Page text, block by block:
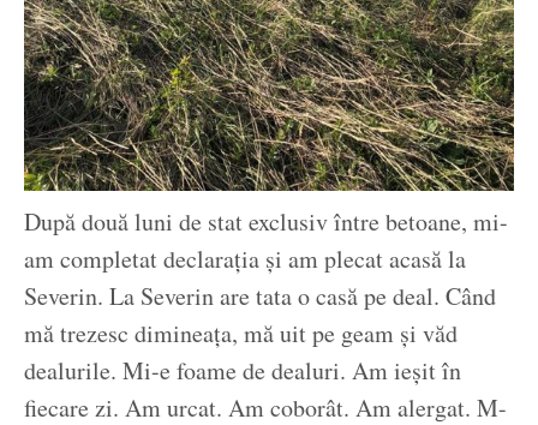
După două luni de stat exclusiv între betoane, mi-
am completat declarația și am plecat acasă la
Severin. La Severin are tata o casă pe deal. Când
mă trezesc dimineața, mă uit pe geam și văd
dealurile. Mi-e foame de dealuri. Am ieșit în
fiecare zi. Am urcat. Am coborât. Am alergat. M-